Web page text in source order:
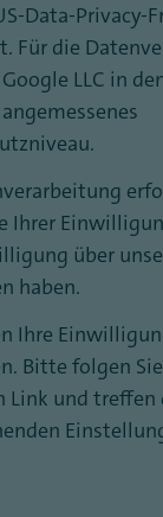
Data-Privacy-
Für die
LLC in
Ihrer
über
haben.
Ihre
Bitte folgen
Link und treffen